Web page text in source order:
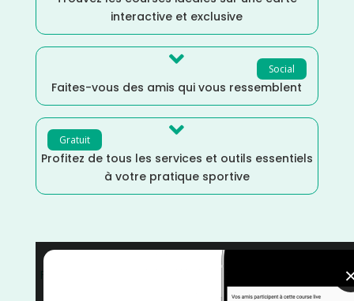
interactive et exclusive
Social

Faites-vous des amis qui vous ressemblent
Gratuit 
Profitez de tous les services et outils essentiels
à votre pratique sportive
France
Auvergne Rhône Alpes